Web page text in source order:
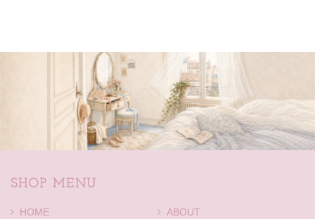
SHOP MENU
HOME
ABOUT